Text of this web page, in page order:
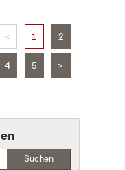
< 1 2
4 5 >
Suchen